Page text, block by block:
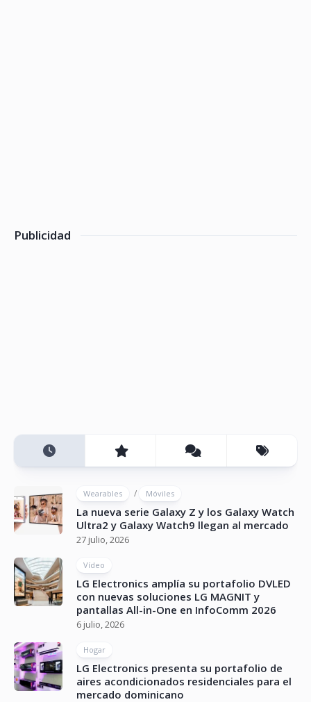
Publicidad
Wearables / Móviles
La nueva serie Galaxy Z y los Galaxy Watch
Ultra2 y Galaxy Watch9 llegan al mercado
27 julio, 2026
Vídeo
LG Electronics amplía su portafolio DVLED
con nuevas soluciones LG MAGNIT y
pantallas All-in-One en InfoComm 2026
6 julio, 2026
Hogar
LG Electronics presenta su portafolio de
aires acondicionados residenciales para el
mercado dominicano